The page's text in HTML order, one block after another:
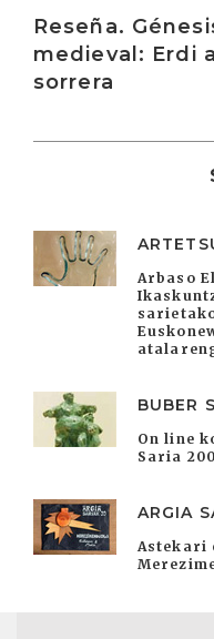
Reseña.
medieval: Erdi
sorrera
Arbaso
BUBER
On line
Saria
ARGIA
Astekari